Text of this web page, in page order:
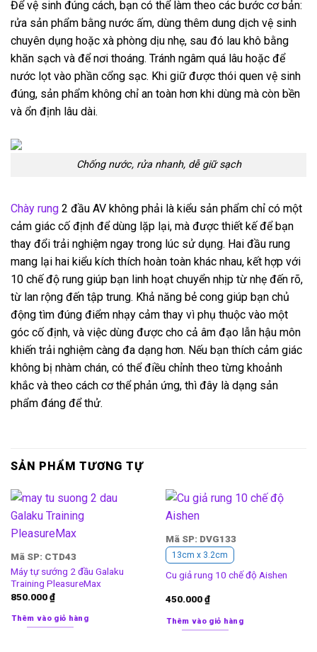
Để vệ sinh đúng cách, bạn có thể làm theo các bước cơ bản:
rửa sản phẩm bằng nước ấm, dùng thêm dung dịch vệ sinh
chuyên dụng hoặc xà phòng dịu nhẹ, sau đó lau khô bằng
khăn sạch và để nơi thoáng. Tránh ngâm quá lâu hoặc để
nước lọt vào phần cổng sạc. Khi giữ được thói quen vệ sinh
đúng, sản phẩm không chỉ an toàn hơn khi dùng mà còn bền
và ổn định lâu dài.
Chống nước, rửa nhanh, dễ giữ sạch
Chày rung 2 đầu AV không phải là kiểu sản phẩm chỉ có một
cảm giác cố định để dùng lặp lại, mà được thiết kế để bạn
thay đổi trải nghiệm ngay trong lúc sử dụng. Hai đầu rung
mang lại hai kiểu kích thích hoàn toàn khác nhau, kết hợp với
10 chế độ rung giúp bạn linh hoạt chuyển nhịp từ nhẹ đến rõ,
từ lan rộng đến tập trung. Khả năng bẻ cong giúp bạn chủ
động tìm đúng điểm nhạy cảm thay vì phụ thuộc vào một
góc cố định, và việc dùng được cho cả âm đạo lẫn hậu môn
khiến trải nghiệm càng đa dạng hơn. Nếu bạn thích cảm giác
không bị nhàm chán, có thể điều chỉnh theo từng khoảnh
khắc và theo cách cơ thể phản ứng, thì đây là dạng sản
phẩm đáng để thử.
SẢN PHẨM TƯƠNG TỰ
Mã SP: CTD43
Máy tự sướng 2 đầu Galaku
Training PleasureMax
850.000₫
Thêm vào giỏ hàng
Mã SP: DVG133
13cm x 3.2cm
Cu giả rung 10 chế độ Aishen
450.000₫
Thêm vào giỏ hàng